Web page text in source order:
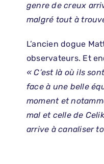
genre de creux
malgré tout à
L’ancien dogue
observateurs. Et
« C’est là où ils
face à une belle
moment et
mal et celle de
arrive à canaliser